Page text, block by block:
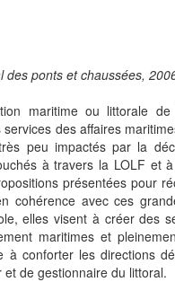
des ponts et chaussées,
maritime ou littorale
des affaires
peu impactés par la
à travers la LOLF et
présentées pour
cohérence avec ces
elles visent à créer des
maritimes et
à conforter les directions
de gestionnaire du littoral.